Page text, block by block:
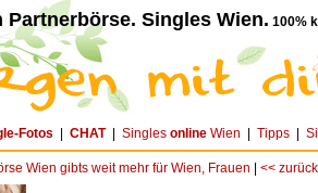
Partnerbörse. Singles Wien. 100%
Fotos CHAT| Singles online Wien Tipps
Wien gibts weit mehr für Wien, Frauen << zurück